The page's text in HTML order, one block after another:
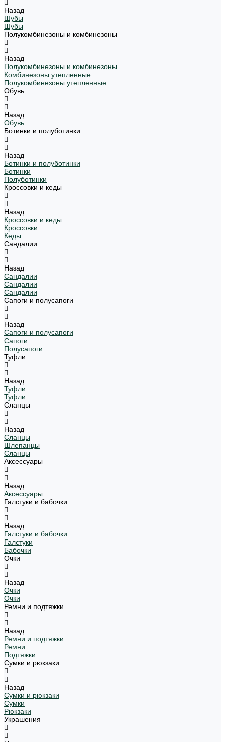
Назад
Шубы
Шубы
Полукомбинезоны и комбинезоны
Назад
Полукомбинезоны и комбинезоны
Комбинезоны утепленные
Полукомбинезоны утепленные
Обувь
Назад
Обувь
Ботинки и полуботинки
Назад
Ботинки и полуботинки
Ботинки
Полуботинки
Кроссовки и кеды
Назад
Кроссовки и кеды
Кроссовки
Кеды
Сандалии
Назад
Сандалии
Сандалии
Сандалии
Сапоги и полусапоги
Назад
Сапоги и полусапоги
Сапоги
Полусапоги
Туфли
Назад
Туфли
Туфли
Сланцы
Назад
Сланцы
Шлепанцы
Сланцы
Аксессуары
Назад
Аксессуары
Галстуки и бабочки
Назад
Галстуки и бабочки
Галстуки
Бабочки
Очки
Назад
Очки
Очки
Ремни и подтяжки
Назад
Ремни и подтяжки
Ремни
Подтяжки
Сумки и рюкзаки
Назад
Сумки и рюкзаки
Сумки
Рюкзаки
Украшения